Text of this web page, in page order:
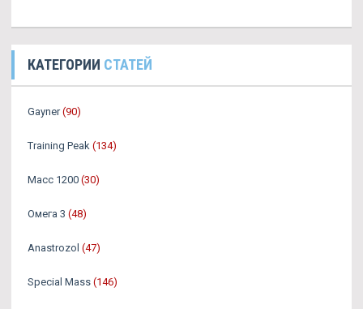
КАТЕГОРИИ СТАТЕЙ
Gayner (90)
Training Peak (134)
Масс 1200 (30)
Омега 3 (48)
Аnastrozol (47)
Special Mass (146)